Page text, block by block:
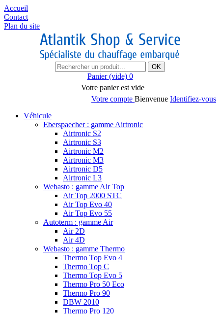
Accueil
Contact
Plan du site
OK
Panier (vide) 0
Votre panier est vide
Votre compte Bienvenue Identifiez-vous
Véhicule
Eberspaecher : gamme Airtronic
Airtronic S2
Airtronic S3
Airtronic M2
Airtronic M3
Airtronic D5
Airtronic L3
Webasto : gamme Air Top
Air Top 2000 STC
Air Top Evo 40
Air Top Evo 55
Autoterm : gamme Air
Air 2D
Air 4D
Webasto : gamme Thermo
Thermo Top Evo 4
Thermo Top C
Thermo Top Evo 5
Thermo Pro 50 Eco
Thermo Pro 90
DBW 2010
Thermo Pro 120